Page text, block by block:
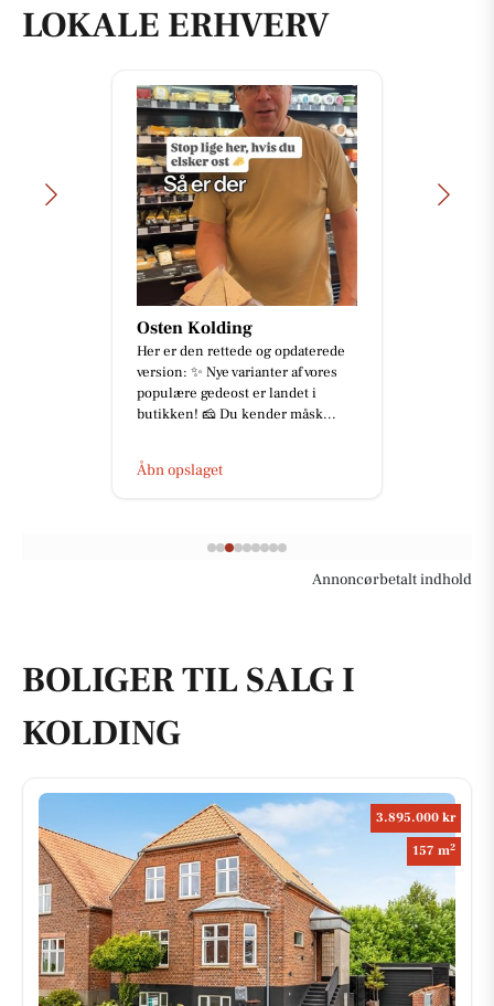
LOKALE ERHVERV
Osten Kolding
Her er den rettede og opdaterede
version: ✨ Nye varianter af vores
populære gedeost er landet i
butikken! 🧀 Du kender måsk...
Åbn opslaget
Annoncørbetalt indhold
BOLIGER TIL SALG I
KOLDING
3.895.000 kr
157 m2